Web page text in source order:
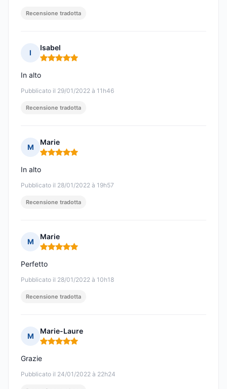
Recensione tradotta
I
Isabel
Nota: 5 su 5
Pubblicato il 29/01/2022 à 11h46
In alto
Recensione tradotta
M
Marie
Nota: 5 su 5
Pubblicato il 28/01/2022 à 19h57
In alto
Recensione tradotta
M
Marie
Nota: 5 su 5
Pubblicato il 28/01/2022 à 10h18
Perfetto
Recensione tradotta
M
Marie-Laure
Nota: 5 su 5
Pubblicato il 24/01/2022 à 22h24
Grazie